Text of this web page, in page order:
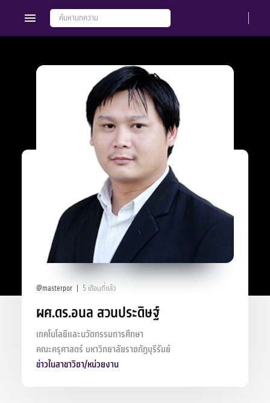
@masterpor 5 เดือนที่แล้ว
ผศ.ดร.อนล สวนประดิษฐ์
เทคโนโลยีและนวัตกรรมการศึกษา
คณะครุศาสตร์ มหาวิทยาลัยราชภัฏบุรีรัมย์
ข่าวในสาขาวิชา/หน่วยงาน